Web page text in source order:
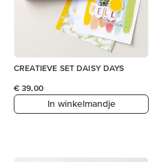
CREATIEVE SET DAISY DAYS
€ 39,00
In winkelmandje